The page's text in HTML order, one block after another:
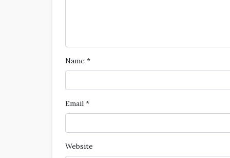
Name *
Email *
Website